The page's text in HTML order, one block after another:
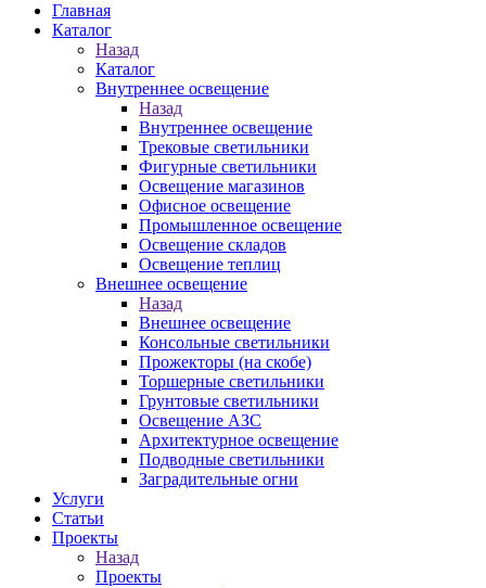
Главная
Каталог
Назад
Каталог
Внутреннее освещение
Назад
Внутреннее освещение
Трековые светильники
Фигурные светильники
Освещение магазинов
Офисное освещение
Промышленное освещение
Освещение складов
Освещение теплиц
Внешнее освещение
Назад
Внешнее освещение
Консольные светильники
Прожекторы (на скобе)
Торшерные светильники
Грунтовые светильники
Освещение АЗС
Архитектурное освещение
Подводные светильники
Заградительные огни
Услуги
Статьи
Проекты
Назад
Проекты